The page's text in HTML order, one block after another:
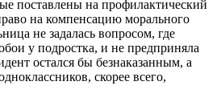
поставлены на профилактический
на компенсацию морального
не задалась вопросом, где
у подростка, и не предприняла
остался бы безнаказанным, а
скорее всего,